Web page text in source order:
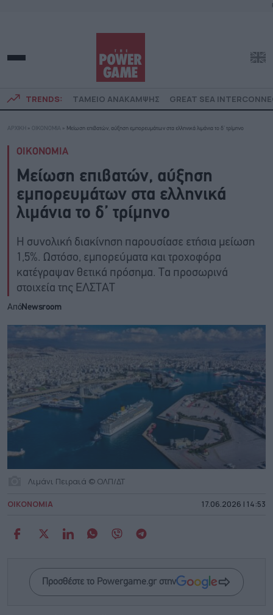
TRENDS: ΤΑΜΕΙΟ ΑΝΑΚΑΜΨΗΣ GREAT SEA
ΑΡΧΙΚΗ » ΟΙΚΟΝΟΜΙΑ » Μείωση επιβατών, αύξηση εμπορευμάτων στα ελληνικά λιμάνια το δ’ τρίμηνο
ΟΙΚΟΝΟΜΙΑ
Μείωση επιβατών, αύξηση
εμπορευμάτων στα ελληνικά
λιμάνια το δ’ τρίμηνο
Η συνολική διακίνηση παρουσίασε ετήσια μείωση
1,5%. Ωστόσο, εμπορεύματα και τροχοφόρα
κατέγραψαν θετικά πρόσημα. Τα προσωρινά
στοιχεία της ΕΛΣΤΑΤ
ΑπόNewsroom
Λιμάνι Πειραιά © ΟΛΠ/ΔΤ
ΟΙΚΟΝΟΜΙΑ 17.06.2026 | 14:53
Προσθέστε το Powergame.gr στην